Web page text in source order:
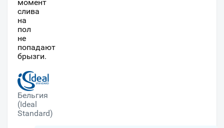
момент
слива
на
пол
не
попадают
брызги.
Бельгия
(Ideal
Standard)